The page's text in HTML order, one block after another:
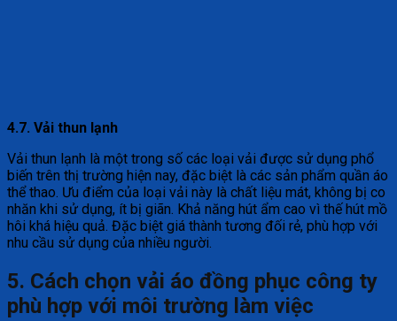
4.7. Vải thun lạnh
Vải thun lạnh là một trong số các loại vải được sử dụng phổ
biến trên thị trường hiện nay, đặc biệt là các sản phẩm quần áo
thể thao. Ưu điểm của loại vải này là chất liệu mát, không bị co
nhăn khi sử dụng, ít bị giãn. Khả năng hút ẩm cao vì thế hút mồ
hôi khá hiệu quả. Đặc biệt giá thành tương đối rẻ, phù hợp với
nhu cầu sử dụng của nhiều người.
5. Cách chọn vải áo đồng phục công ty
phù hợp với môi trường làm việc